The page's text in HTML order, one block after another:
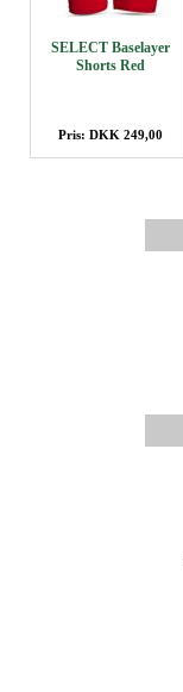
SELECT Baselayer
Shorts Red
Pris: DKK 249,00